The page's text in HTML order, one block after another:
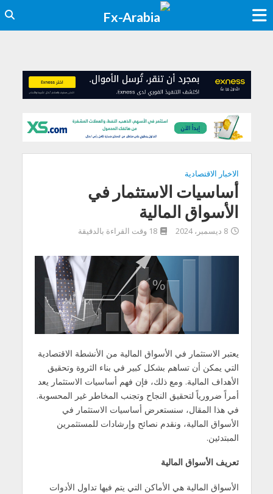
الاخبار الاقتصادية
أساسيات الاستثمار في
الأسواق المالية
8 ديسمبر، 2024 18 وقت القراءة بالدقيقة
يعتبر الاستثمار في الأسواق المالية من الأنشطة الاقتصادية
التي يمكن أن تساهم بشكل كبير في بناء الثروة وتحقيق
الأهداف المالية. ومع ذلك، فإن فهم أساسيات الاستثمار يعد
أمراً ضرورياً لتحقيق النجاح وتجنب المخاطر غير المحسوبة.
في هذا المقال، سنستعرض أساسيات الاستثمار في
الأسواق المالية، ونقدم نصائح وإرشادات للمستثمرين
المبتدئين.
تعريف الأسواق المالية
الأسواق المالية هي الأماكن التي يتم فيها تداول الأدوات